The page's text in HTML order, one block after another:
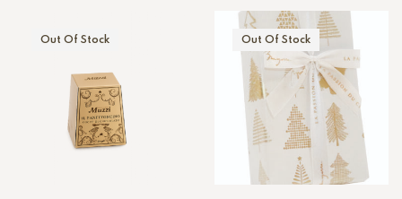
Out Of Stock Out Of Stock